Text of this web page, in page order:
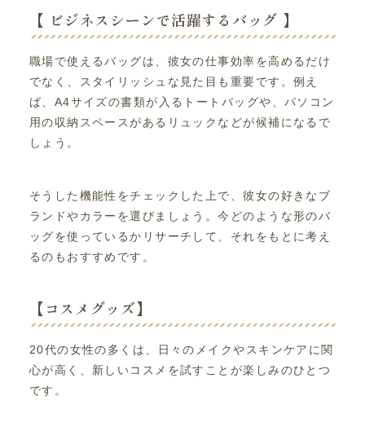
【 ビジネスシーンで活躍するバッグ 】
職場で使えるバッグは、彼女の仕事効率を高めるだけ
でなく、スタイリッシュな見た目も重要です。例え
ば、A4サイズの書類が入るトートバッグや、パソコン
用の収納スペースがあるリュックなどが候補になるで
しょう。
そうした機能性をチェックした上で、彼女の好きなブ
ランドやカラーを選びましょう。今どのような形のバ
ッグを使っているかリサーチして、それをもとに考え
るのもおすすめです。
【コスメグッズ】
20代の女性の多くは、日々のメイクやスキンケアに関
心が高く、新しいコスメを試すことが楽しみのひとつ
です。